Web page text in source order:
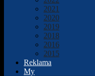
2021
2020
2019
2018
2016
2015
Reklama
My